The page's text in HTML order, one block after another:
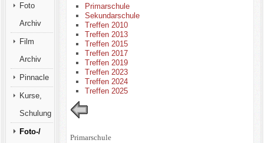
Foto
Archiv
Film
Archiv
Pinnacle
Kurse,
Schulung
Foto-/
Primarschule
Sekundarschule
Treffen 2010
Treffen 2013
Treffen 2015
Treffen 2017
Treffen 2019
Treffen 2023
Treffen 2024
Treffen 2025
Primarschule